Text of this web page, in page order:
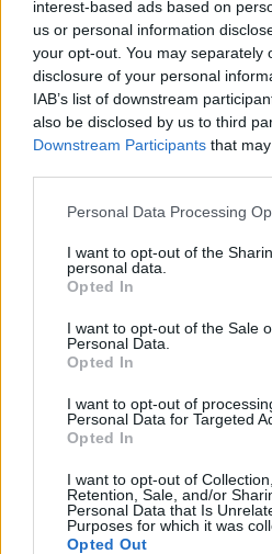
interest-based ads based on
us or personal information
your opt-out. You may separately
disclosure of your personal
IAB’s list of downstream
also be disclosed by us to third
Downstream Participants that
Personal Data Processing
I want to opt-out of the
personal data.
Opted In
I want to opt-out of the Sale
Personal Data.
Opted In
I want to opt-out of
Personal Data for Targeted
Opted In
I want to opt-out of
Retention, Sale, and/or
Personal Data that Is
Purposes for which it was
Opted Out
Στις περιοχές αυτές το
χρήσης ξαπλωστρών και της
ελεύθερης ζώνης παραλίας
Οι αρμόδιες αρχές έχουν
χρησιμοποιώντας ακόμη και
«Σε σχέση με το αντίστοιχο
σημαίνει ότι τα πράγματα
δήλωσε στην ΕΡΤ News ο
Υπουργείου Οικονομικών,
Τα πρόστιμα για τους